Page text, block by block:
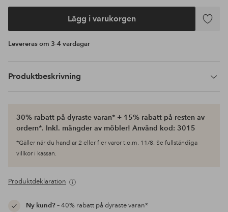
Lägg i varukorgen
Lägg
Levereras om 3-4 vardagar
Produktbeskrivning
30% rabatt på dyraste varan* + 15% rabatt på resten av
ordern*. Inkl. mängder av möbler! Använd kod: 3015
*Gäller när du handlar 2 eller fler varor t.o.m. 11/8. Se fullständiga
villkor i kassan.
Produktdeklaration
Ny kund?– 40% rabatt på dyraste varan*